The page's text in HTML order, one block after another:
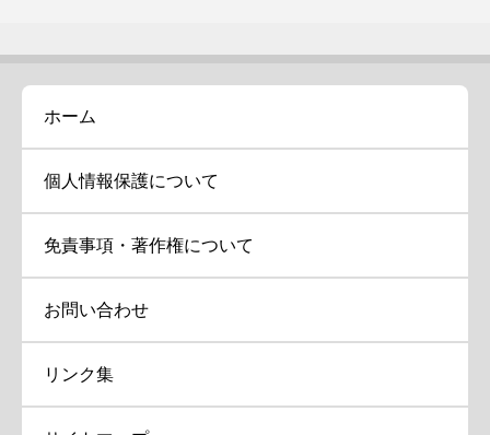
ホーム
個人情報保護について
免責事項・著作権について
お問い合わせ
リンク集